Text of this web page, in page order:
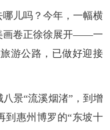
儿吗？今年，一幅横
画卷正徐徐展开——一
游公路，已做好迎接
景“流溪烟渚”，到增
到惠州博罗的“东坡十